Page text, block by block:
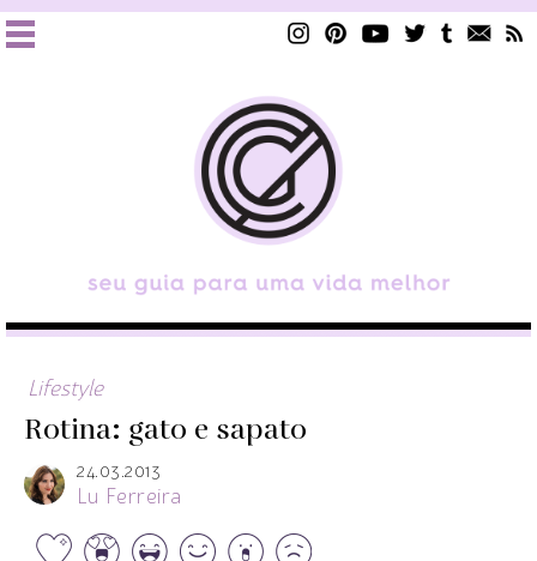
Lifestyle
Rotina: gato e sapato
24.03.2013
Lu Ferreira